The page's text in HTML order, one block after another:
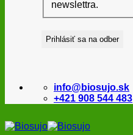
newslettra.
info@biosujo.sk
+421 908 544 483